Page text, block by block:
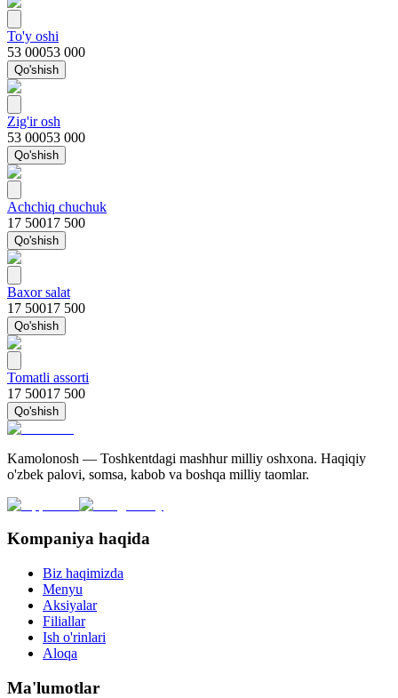
To'y oshi
53 00053 000
Qo'shish
Zig'ir osh
53 00053 000
Qo'shish
Achchiq chuchuk
17 50017 500
Qo'shish
Baxor salat
17 50017 500
Qo'shish
Tomatli assorti
17 50017 500
Qo'shish
Kamolonosh — Toshkentdagi mashhur milliy oshxona. Haqiqiy
o'zbek palovi, somsa, kabob va boshqa milliy taomlar.
Kompaniya haqida
Biz haqimizda
Menyu
Aksiyalar
Filiallar
Ish o'rinlari
Aloqa
Ma'lumotlar